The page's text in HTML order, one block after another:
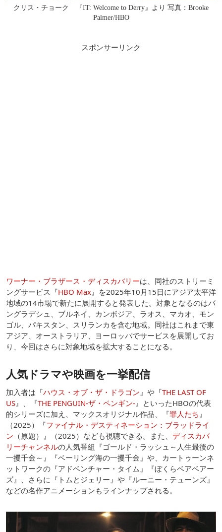
クリス・チョーク 『IT: Welcome to Derry』より 写真：Brooke
Palmer/HBO
スポンサーリンク
ワーナー・ブラザース・ディスカバリーは、同社のストリーミ
ングサービス『HBO Max 』を2025年10月15日にアジア太平洋
地域の14市場で新たに展開すると発表した。対象となるのはバ
ングラデシュ、ブルネイ、カンボジア、ラオス、マカオ、モン
ゴル、パキスタン、スリランカを含む地域。同社はこれまで東
アジア、オーストラリア、ヨーロッパでサービスを展開してお
り、今回はさらに対象地域を拡大することになる。
人気ドラマや映画を一挙配信
加入者は『ハウス・オブ・ザ・ドラゴン 』や『THE LAST OF
US 』、『THE PENGUIN-ザ・ペンギン- 』といったHBOの代表
的シリーズに加え、マックスオリジナル作品、『罪人たち 』
（2025）『ファイナル・デスティネーション：ブラッドライ
ン （原題）』（2025）なども視聴できる。また、 ディスカバ
リーチャンネルの人気番組『ゴールド・ラッシュ～人生最後の
一攫千金～』『ベーリング海の一攫千金』や、カートゥーンネ
ットワークの『アドベンチャー・タイム』『ぼくらベアベアー
ズ』、さらに『トムとジェリー』や『ルーニー・テューンズ』
などの名作アニメーションもラインナップされる。